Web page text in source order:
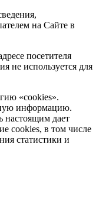
на Сайте в
посетителя
не используется для
«cookies».
информацию.
настоящим дает
cookies, в том числе
статистики и